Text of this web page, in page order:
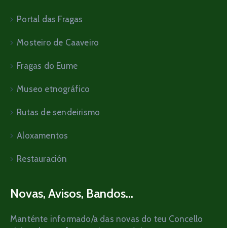
Portal das Fragas
Mosteiro de Caaveiro
Fragas do Eume
Museo etnográfico
Rutas de sendeirismo
Aloxamentos
Restauración
Novas, Avisos, Bandos...
Manténte informado/a das novas do teu Concello